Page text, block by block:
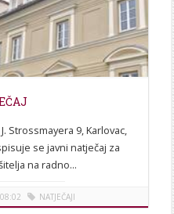
Strossmayera 9, Karlovac,
se javni natječaj za
na radno...
08:02 NATJEČAJI